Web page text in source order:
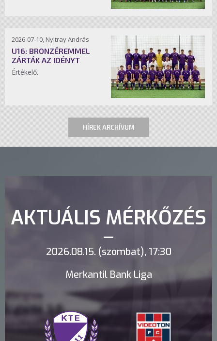
2026-07-10, Nyitray András
U16: BRONZÉREMMEL
ZÁRTÁK AZ IDÉNYT
Értékelő.
HÍREK ARCHÍVUM
AKTUÁLIS MÉRKŐZÉS
2026.08.15. (szombat), 17:30
Merkantil Bank Liga